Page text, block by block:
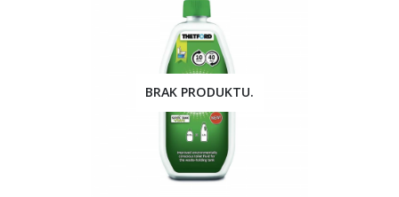
BRAK PRODUKTU.